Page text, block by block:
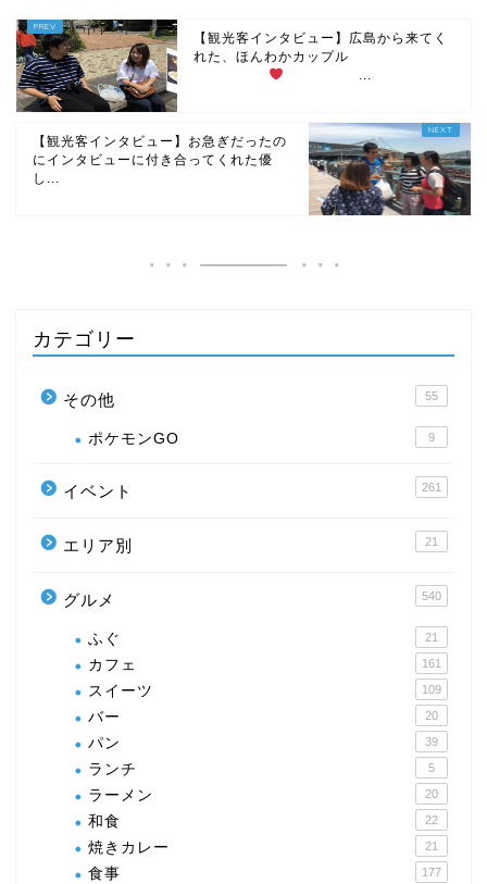
【観光客インタビュー】広島から来てく
れた、ほんわかカップル
...
【観光客インタビュー】お急ぎだったの
にインタビューに付き合ってくれた優
し...
カテゴリー
その他 55
ポケモンGO 9
イベント 261
エリア別 21
グルメ 540
ふぐ 21
カフェ 161
スイーツ 109
バー 20
パン 39
ランチ 5
ラーメン 20
和食 22
焼きカレー 21
食事 177